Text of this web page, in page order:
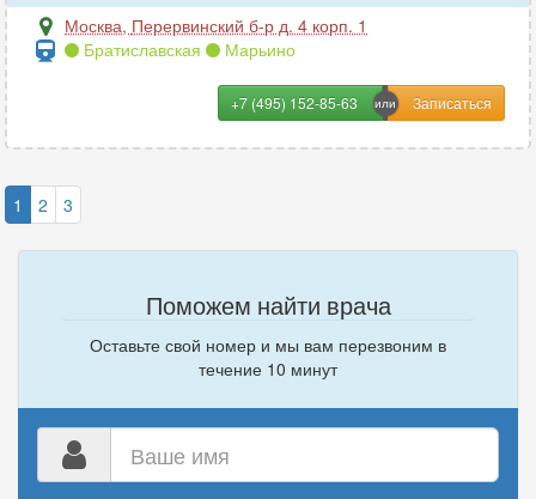
Москва, Перервинский б-р д. 4 корп. 1
Братиславская
Марьино
+7 (495) 152-85-63
1 2 3
Поможем найти врача
Оставьте свой номер и мы вам перезвоним в
течение 10 минут